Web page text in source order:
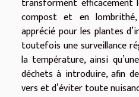
compost et en
apprécié pour les plantes
toutefois une surveillance
la température, ainsi
déchets à introduire, afin
vers et d’éviter toute